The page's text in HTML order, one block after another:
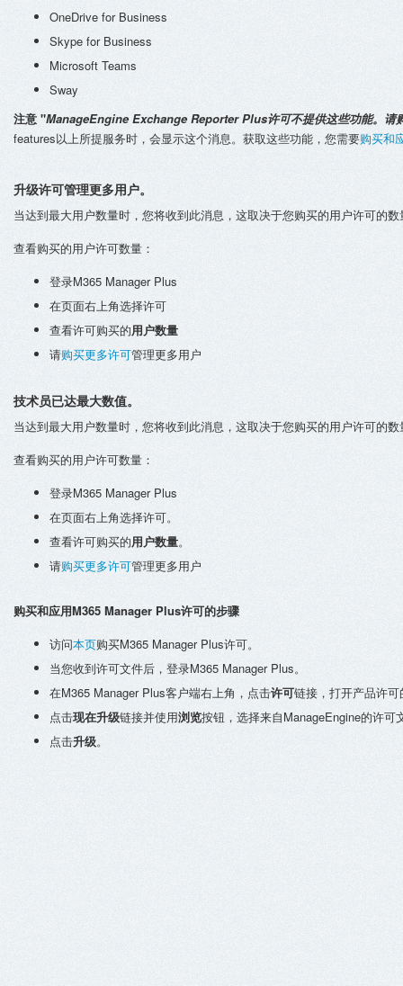
OneDrive for Business
Skype for Business
Microsoft Teams
Sway
注意 "ManageEngine Exchange Reporter Plus许可不提供这些功能。请
features以上所提服务时，会显示这个消息。获取这些功能，您需要购买和
升级许可管理更多用户。
当达到最大用户数量时，您将收到此消息，这取决于您购买的用户许可的数
查看购买的用户许可数量：
登录M365 Manager Plus
在页面右上角选择许可
查看许可购买的用户数量
请购买更多许可管理更多用户
技术员已达最大数值。
当达到最大用户数量时，您将收到此消息，这取决于您购买的用户许可的数
查看购买的用户许可数量：
登录M365 Manager Plus
在页面右上角选择许可。
查看许可购买的用户数量。
请购买更多许可管理更多用户
购买和应用M365 Manager Plus许可的步骤
访问本页购买M365 Manager Plus许可。
当您收到许可文件后，登录M365 Manager Plus。
在M365 Manager Plus客户端右上角，点击许可链接，打开产品许
点击现在升级链接并使用浏览按钮，选择来自ManageEngine的许可
点击升级。